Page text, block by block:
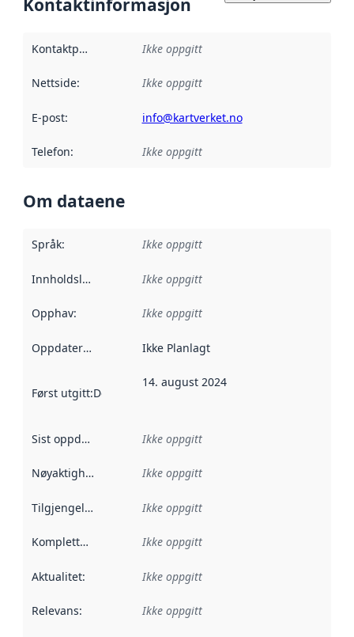
Kontaktinformasjon
Kontaktpunkt Ikke oppgitt
Nettside: Ikke oppgitt
E-post: info@kartverket.no
Telefon: Ikke oppgitt
Om dataene
Språk: Ikke oppgitt
Innholdsleverandører :
Ikke oppgitt
Opphav: Ikke oppgitt
Oppdateringsfrekvens :
Ikke Planlagt
Først utgitt:Denne datoen sier når dataene i dette
14. august 2024
Sist oppdatert Ikke oppgitt
Nøyaktighet Ikke oppgitt
Tilgjengelighet Ikke oppgitt
Kompletthet Ikke oppgitt
Aktualitet: Ikke oppgitt
Relevans: Ikke oppgitt